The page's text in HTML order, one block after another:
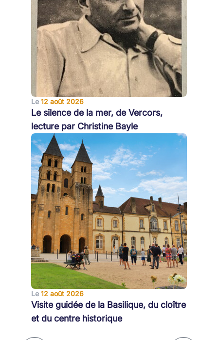
Le 12 août 2026
Le silence de la mer, de Vercors,
lecture par Christine Bayle
Le 12 août 2026
Visite guidée de la Basilique, du cloître
et du centre historique